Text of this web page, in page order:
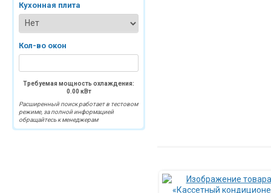
Кухонная плита
Кол-во окон
Требуемая мощность охлаждения:
0.00 кВт
Расширенный поиск работает в тестовом
режиме, за полной информацией
обращайтесь к менеджерам